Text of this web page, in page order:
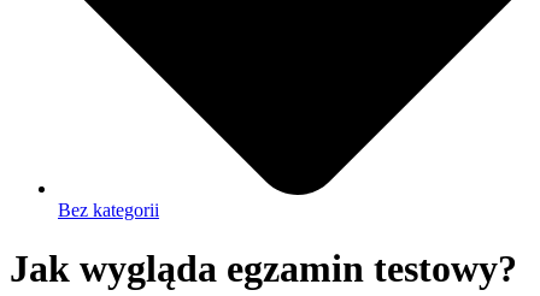
Bez kategorii
Jak wygląda egzamin testowy?